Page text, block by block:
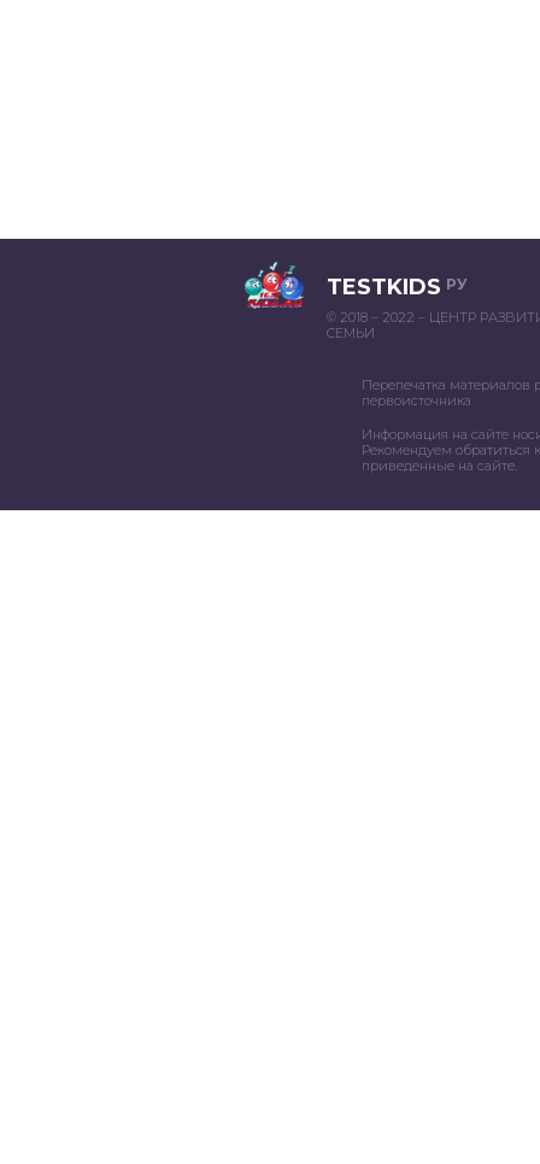
TESTKIDS РУ
© 2018 – 2022 – ЦЕНТР
СЕМЬИ
Перепечатка материалов
первоисточника
Информация на сайте
Рекомендуем обратиться
приведенные на сайте.